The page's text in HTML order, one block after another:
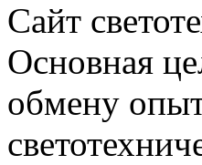
Сайт
Основная
обмену